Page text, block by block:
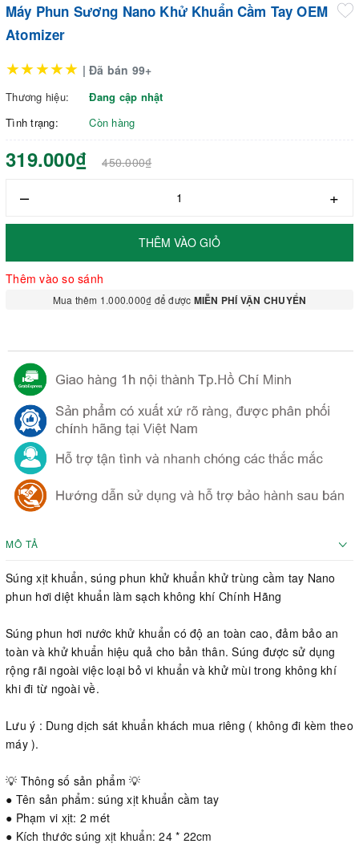
Máy Phun Sương Nano Khử Khuẩn Cầm Tay OEM
Atomizer
★★★★★ | Đã bán 99+
Thương hiệu:
Đang cập nhật
Tình trạng:
Còn hàng
319.000₫ 450.000₫
– +
THÊM VÀO GIỎ
Thêm vào so sánh
Mua thêm 1.000.000₫ để được MIỄN PHÍ VẬN CHUYỂN
MÔ TẢ
Súng xịt khuẩn, súng phun khử khuẩn khử trùng cầm tay Nano
phun hơi diệt khuẩn làm sạch không khí Chính Hãng
Súng phun hơi nước khử khuẩn có độ an toàn cao, đảm bảo an
toàn và khử khuẩn hiệu quả cho bản thân. Súng được sử dụng
rộng rãi ngoài việc loại bỏ vi khuẩn và khử mùi trong không khí
khi đi từ ngoài về.
Lưu ý : Dung dịch sát khuẩn khách mua riêng ( không đi kèm theo
máy ).
💡 Thông số sản phẩm 💡
● Tên sản phẩm: súng xịt khuẩn cầm tay
● Phạm vi xịt: 2 mét
● Kích thước súng xịt khuẩn: 24 * ​​22cm